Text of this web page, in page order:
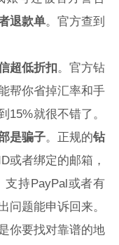
退款单。官方查到
超低折扣。官方钻
帮你省掉汇率和手
15%就很不错了。
是骗子。正规的钻
或者绑定的邮箱，
支持PayPal或者有
问题能申诉回来。
你要找对靠谱的地